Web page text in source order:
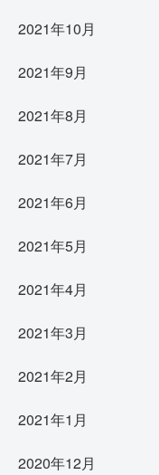
2021年10月
2021年9月
2021年8月
2021年7月
2021年6月
2021年5月
2021年4月
2021年3月
2021年2月
2021年1月
2020年12月